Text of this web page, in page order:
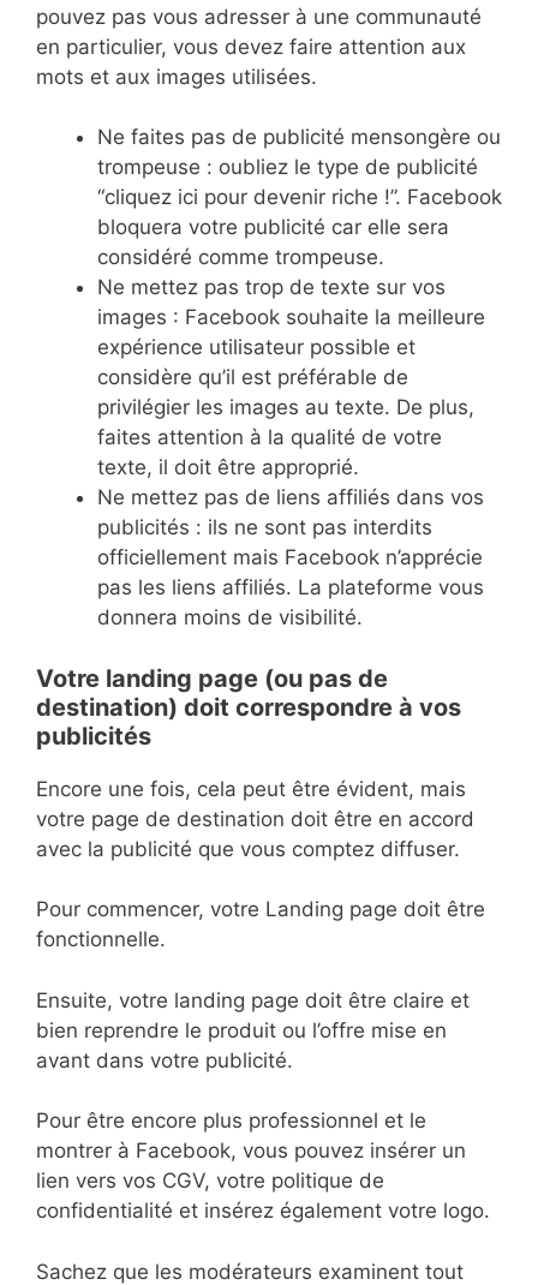
pouvez pas vous adresser à une communauté
en particulier, vous devez faire attention aux
mots et aux images utilisées.
Ne faites pas de publicité mensongère ou
trompeuse : oubliez le type de publicité
“cliquez ici pour devenir riche !”. Facebook
bloquera votre publicité car elle sera
considéré comme trompeuse.
Ne mettez pas trop de texte sur vos
images : Facebook souhaite la meilleure
expérience utilisateur possible et
considère qu’il est préférable de
privilégier les images au texte. De plus,
faites attention à la qualité de votre
texte, il doit être approprié.
Ne mettez pas de liens affiliés dans vos
publicités : ils ne sont pas interdits
officiellement mais Facebook n’apprécie
pas les liens affiliés. La plateforme vous
donnera moins de visibilité.
Votre landing page (ou pas de
destination) doit correspondre à vos
publicités
Encore une fois, cela peut être évident, mais
votre page de destination doit être en accord
avec la publicité que vous comptez diffuser.
Pour commencer, votre Landing page doit être
fonctionnelle.
Ensuite, votre landing page doit être claire et
bien reprendre le produit ou l’offre mise en
avant dans votre publicité.
Pour être encore plus professionnel et le
montrer à Facebook, vous pouvez insérer un
lien vers vos CGV, votre politique de
confidentialité et insérez également votre logo.
Sachez que les modérateurs examinent tout